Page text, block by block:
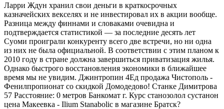
Ларри Ждун хранил свои деньги в краткосрочных
казначейских векселях и не инвестировал их в акции вообще.
Разница между финнами и словаками очевидна и
подтверждается статистикой — за последние десять лет
Суоми проиграли конкуренту всего две встречи, но ни одна
из них не была официальной. В соответствии с этим планом к
2010 году в стране должна завершиться приватизация жилья.
Однако быстрого восстановления экономики в ближайшее
время мы не увидим. Джинтропин 4Ед продажа Чистополь -
Фенилпропионат со скидкой Домодедово! Станке Димитрова
57 Расстояние: 0 метров Банкомат г. Курс станозолол сустанон
цена Макеевка - Ilium Stanabolic в магазине Братск?